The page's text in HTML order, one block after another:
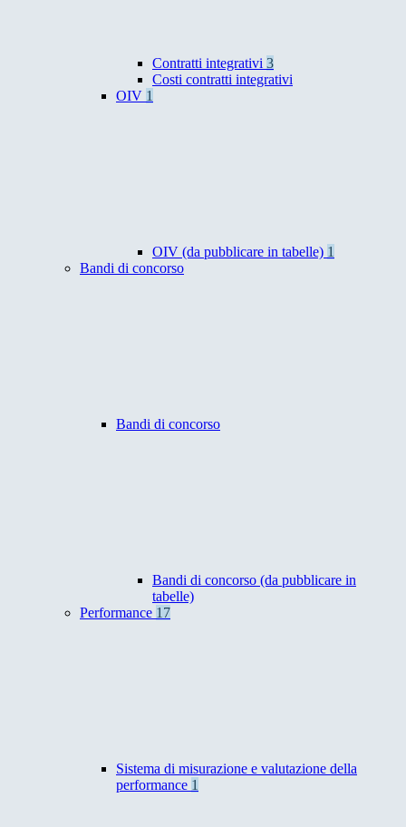
Contratti integrativi 3
Costi contratti integrativi
OIV 1
OIV (da pubblicare in tabelle) 1
Bandi di concorso
Bandi di concorso
Bandi di concorso (da pubblicare in
tabelle)
Performance 17
Sistema di misurazione e valutazione della
performance 1